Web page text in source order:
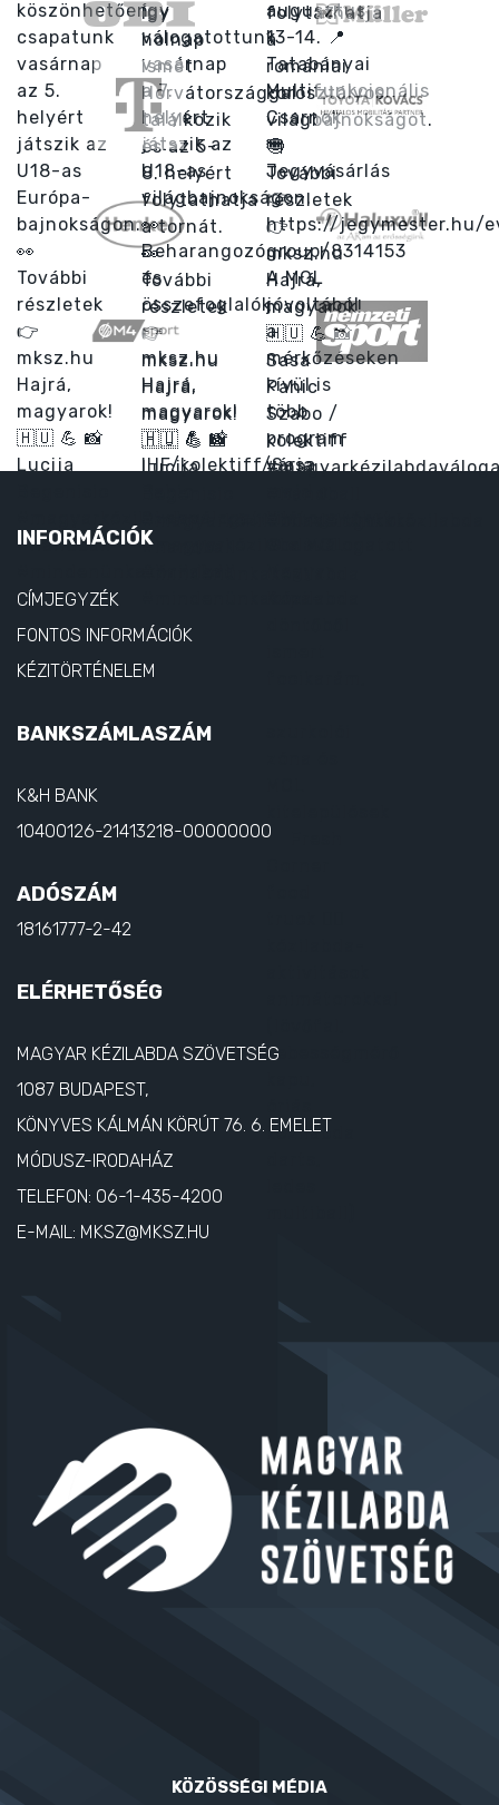
INFORMÁCIÓK
CÍMJEGYZÉK
FONTOS INFORMÁCIÓK
KÉZITÖRTÉNELEM
BANKSZÁMLASZÁM
K&H BANK
10400126-21413218-00000000
ADÓSZÁM
18161777-2-42
ELÉRHETŐSÉG
MAGYAR KÉZILABDA SZÖVETSÉG
1087 BUDAPEST,
KÖNYVES KÁLMÁN KÖRÚT 76. 6. EMELET
MÓDUSZ-IRODAHÁZ
TELEFON: 06-1-435-4200
E-MAIL: MKSZ@MKSZ.HU
KÖZÖSSÉGI MÉDIA